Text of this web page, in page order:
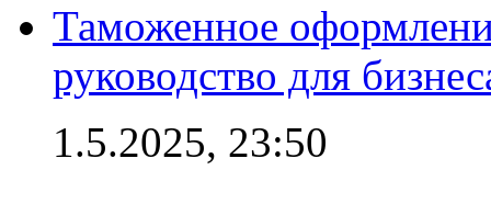
Таможенное
руководство для
1.5.2025, 23:50